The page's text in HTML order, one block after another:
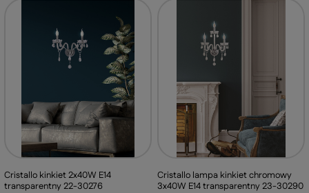
Cristallo kinkiet 2x40W E14
transparentny 22-30276
Cristallo lampa kinkiet chromowy
3x40W E14 transparentny 23-30290